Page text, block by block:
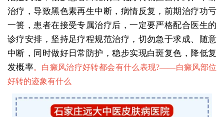
治疗，导致黑色素再生中断，病情反复，前期治疗功亏
一篑，患者在接受专属治疗后，一定要严格配合医生的
诊疗安排，坚持足疗程规范治疗，切勿急于求成、随意
中断，同时做好日常防护，稳步实现白斑复色，降低复
发概率。白癜风治疗好转都会有什么表现?——白癜风部位
好转的迹象有什么